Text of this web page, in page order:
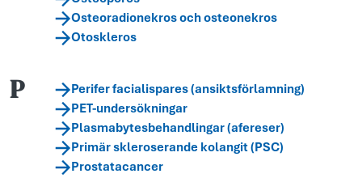
Osteoradionekros och osteonekros
Otoskleros
P
Perifer facialispares (ansiktsförlamning)
PET-undersökningar
Plasmabytesbehandlingar (afereser)
Primär skleroserande kolangit (PSC)
Prostatacancer